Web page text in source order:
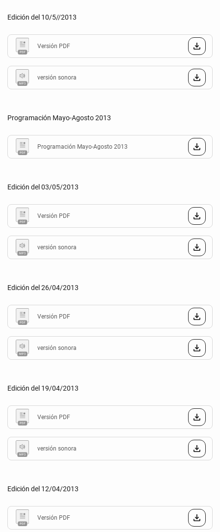
Edición del 10/5//2013
Versión PDF
versión sonora
Programación Mayo-Agosto 2013
Programación Mayo-Agosto 2013
Edición del 03/05/2013
Versión PDF
versión sonora
Edición del 26/04/2013
Versión PDF
versión sonora
Edición del 19/04/2013
Versión PDF
versión sonora
Edición del 12/04/2013
Versión PDF